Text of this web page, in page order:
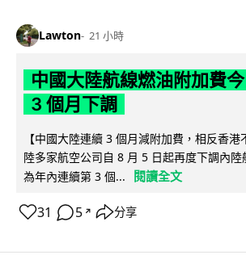
Lawton 21 小時
中國大陸航線燃油附加費
3 個月下調
【中國大陸連續 3 個月減附加費，相反香
陸多家航空公司自 8 月 5 日起再度下調內陸
為年內連續第 3 個...
閱讀全文
31 5 ↗ 分享